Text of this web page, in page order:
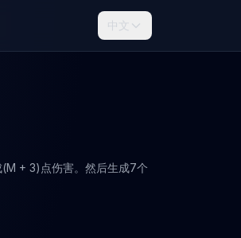
中文
+ 3)点伤害。然后生成7个